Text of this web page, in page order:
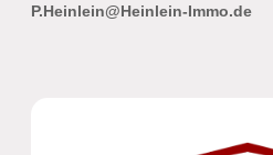
P.Heinlein@Heinlein-Immo.de